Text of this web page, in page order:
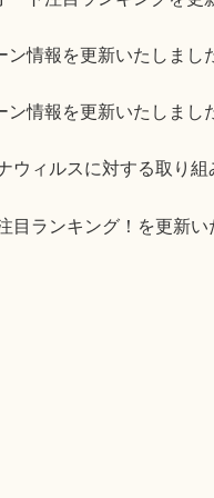
情報を更新いたしまし
情報を更新いたしまし
ウィルスに対する取り組
目ランキング！を更新い